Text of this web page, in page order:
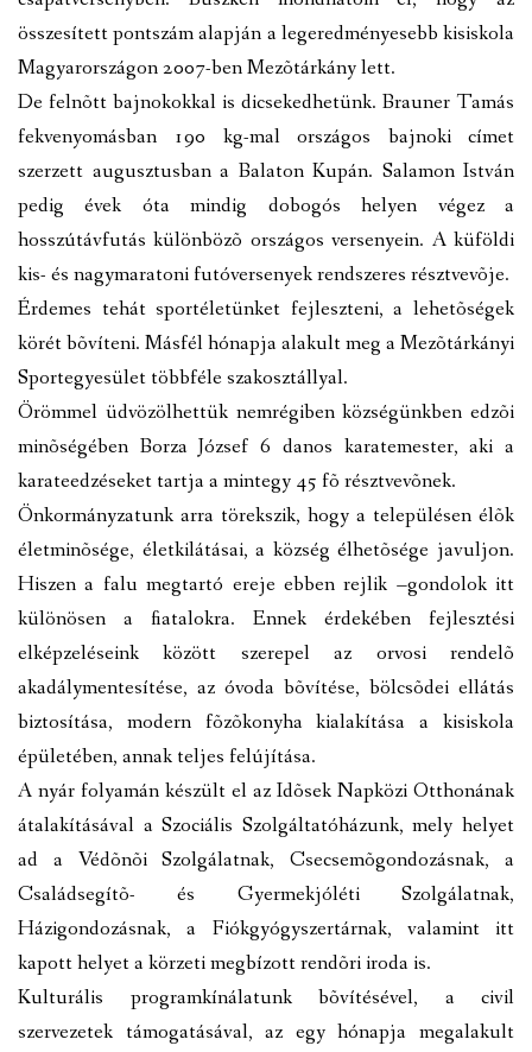
összesített pontszám alapján a legeredményesebb kisiskola
Magyarországon 2007-ben Mezõtárkány lett.
De felnõtt bajnokokkal is dicsekedhetünk. Brauner Tamás
fekvenyomásban 190 kg-mal országos bajnoki címet
szerzett augusztusban a Balaton Kupán. Salamon István
pedig évek óta mindig dobogós helyen végez a
hosszútávfutás különbözõ országos versenyein. A küföldi
kis- és nagymaratoni futóversenyek rendszeres résztvevõje.
Érdemes tehát sportéletünket fejleszteni, a lehetõségek
körét bõvíteni. Másfél hónapja alakult meg a Mezõtárkányi
Sportegyesület többféle szakosztállyal.
Örömmel üdvözölhettük nemrégiben községünkben edzõi
minõségében Borza József 6 danos karatemester, aki a
karateedzéseket tartja a mintegy 45 fõ résztvevõnek.
Önkormányzatunk arra törekszik, hogy a településen élõk
életminõsége, életkilátásai, a község élhetõsége javuljon.
Hiszen a falu megtartó ereje ebben rejlik –gondolok itt
különösen a fiatalokra. Ennek érdekében fejlesztési
elképzeléseink között szerepel az orvosi rendelõ
akadálymentesítése, az óvoda bõvítése, bölcsõdei ellátás
biztosítása, modern fõzõkonyha kialakítása a kisiskola
épületében, annak teljes felújítása.
A nyár folyamán készült el az Idõsek Napközi Otthonának
átalakításával a Szociális Szolgáltatóházunk, mely helyet
ad a Védõnõi Szolgálatnak, Csecsemõgondozásnak, a
Családsegítõ- és Gyermekjóléti Szolgálatnak,
Házigondozásnak, a Fiókgyógyszertárnak, valamint itt
kapott helyet a körzeti megbízott rendõri iroda is.
Kulturális programkínálatunk bõvítésével, a civil
szervezetek támogatásával, az egy hónapja megalakult